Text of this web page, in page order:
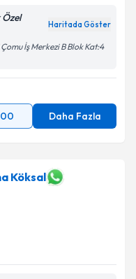
Haritada Göster
İş Merkezi B Blok Kat:4
Daha Fazla
Köksal